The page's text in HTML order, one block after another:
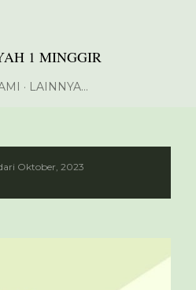
1 MINGGIR
LAINNYA…
Oktober, 2023